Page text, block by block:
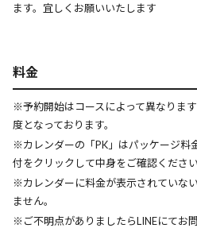
ます。宜しくお願いいたします
料金
※予約開始はコースによって異なりま
度となっております。
※カレンダーの「PK」はパッケージ料
付をクリックして中身をご確認ください
※カレンダーに料金が表示されていな
ません。
※ご不明点がありましたらLINEにてお